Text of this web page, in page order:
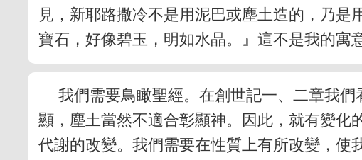
見，新耶路撒冷不是用泥巴或塵土造的，乃
寶石，好像碧玉，明如水晶。』這不是我的寓
我們需要鳥瞰聖經。在創世記一、二章我
顯，塵土當然不適合彰顯神。因此，就有變化
代謝的改變。我們需要在性質上有所改變，使